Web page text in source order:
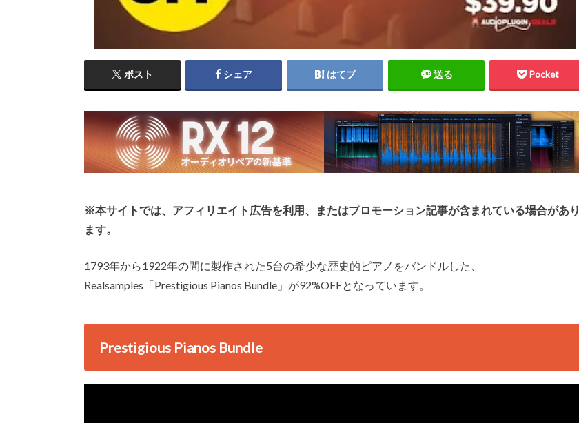
ポスト シェア はてブ 送る Pocket
※本サイトでは、アフィリエイト広告を利用、またはプロモーション記事が含まれている場合があり
ます。
1793年から1922年の間に製作された5台の希少な歴史的ピアノをバンドルした、
Realsamples「Prestigious Pianos Bundle」が92%OFFとなっています。
Prestigious Pianos Bundle